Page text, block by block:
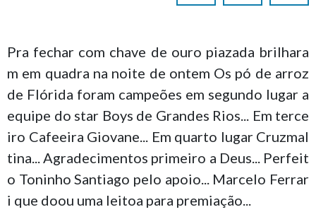
Pra fechar com chave de ouro piazada brilhara
m em quadra na noite de ontem Os pó de arroz
de Flórida foram campeões em segundo lugar a
equipe do star Boys de Grandes Rios... Em terce
iro Cafeeira Giovane... Em quarto lugar Cruzmal
tina... Agradecimentos primeiro a Deus... Perfeit
o Toninho Santiago pelo apoio... Marcelo Ferrar
i que doou uma leitoa para premiação...